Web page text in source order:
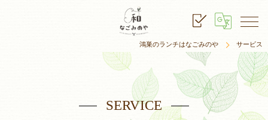
鴻巣のランチはなごみのや サービス
SERVICE